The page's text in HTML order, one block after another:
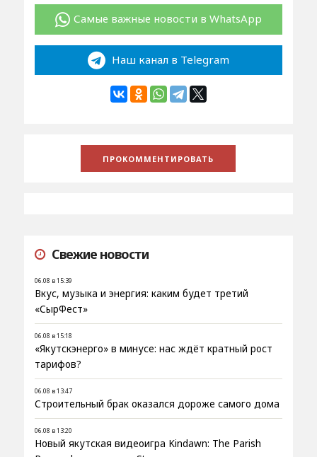
Самые важные новости в WhatsApp
Наш канал в Telegram
Свежие новости
06.08 в 15:39
Вкус, музыка и энергия: каким будет третий
«СырФест»
06.08 в 15:18
«Якутскэнерго» в минусе: нас ждёт кратный рост
тарифов?
06.08 в 13:47
Строительный брак оказался дороже самого дома
06.08 в 13:20
Новый якутская видеоигра Kindawn: The Parish